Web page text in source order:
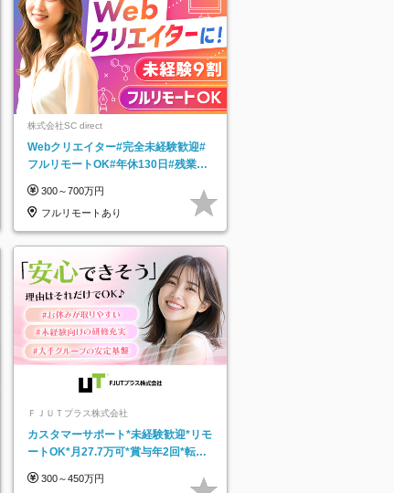
株式会社SC direct
Webクリエイター#完全未経験歓迎#
フルリモートOK#年休130日#残業月
300～700万円
フルリモートあり
ＦＪＵＴプラス株式会社
カスタマーサポート*未経験歓迎*リモ
ートOK*月27.7万可*賞与年2回*転勤
300～450万円